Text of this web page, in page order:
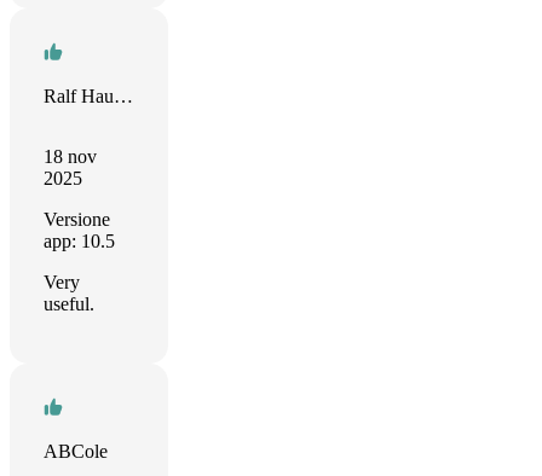
Ralf Hauber
18 nov
2025
Versione
app: 10.5
Very
useful.
ABCole